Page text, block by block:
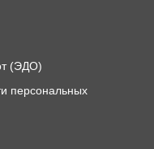
(ЭДО)
персональных